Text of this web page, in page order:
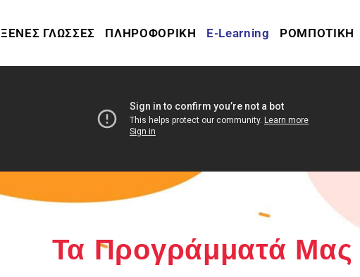
ΞΕΝΕΣ ΓΛΩΣΣΕΣ ΠΛΗΡΟΦΟΡΙΚΗ E-Learning ΡΟΜΠΟΤΙΚΗ
Τα Προγράμματά Μας